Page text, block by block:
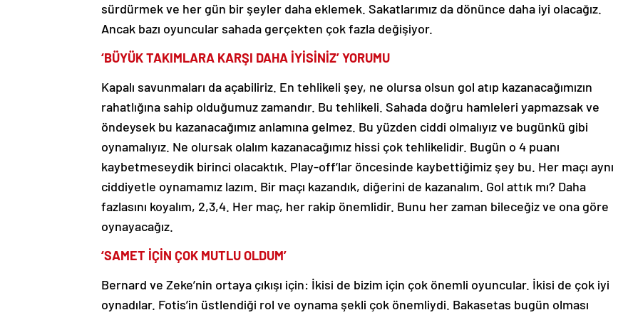
sürdürmek ve her gün bir şeyler daha eklemek. Sakatlarımız da dönünce daha iyi olacağız.
Ancak bazı oyuncular sahada gerçekten çok fazla değişiyor.
‘BÜYÜK TAKIMLARA KARŞI DAHA İYİSİNİZ’ YORUMU
Kapalı savunmaları da açabiliriz. En tehlikeli şey, ne olursa olsun gol atıp kazanacağımızın
rahatlığına sahip olduğumuz zamandır. Bu tehlikeli. Sahada doğru hamleleri yapmazsak ve
öndeysek bu kazanacağımız anlamına gelmez. Bu yüzden ciddi olmalıyız ve bugünkü gibi
oynamalıyız. Ne olursak olalım kazanacağımız hissi çok tehlikelidir. Bugün o 4 puanı
kaybetmeseydik birinci olacaktık. Play-off’lar öncesinde kaybettiğimiz şey bu. Her maçı aynı
ciddiyetle oynamamız lazım. Bir maçı kazandık, diğerini de kazanalım. Gol attık mı? Daha
fazlasını koyalım, 2,3,4. Her maç, her rakip önemlidir. Bunu her zaman bileceğiz ve ona göre
oynayacağız.
‘SAMET İÇİN ÇOK MUTLU OLDUM’
Bernard ve Zeke’nin ortaya çıkışı için: İkisi de bizim için çok önemli oyuncular. İkisi de çok iyi
oynadılar. Fotis’in üstlendiği rol ve oynama şekli çok önemliydi. Bakasetas bugün olması